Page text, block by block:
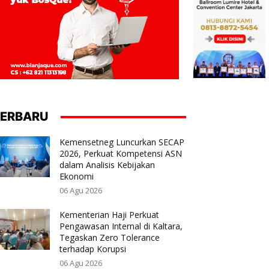
Kemensetneg Luncurkan SECAP
2026, Perkuat Kompetensi ASN
dalam Analisis Kebijakan
Ekonomi
06 Agu 2026
Kementerian Haji Perkuat
Pengawasan Internal di Kaltara,
Tegaskan Zero Tolerance
terhadap Korupsi
06 Agu 2026